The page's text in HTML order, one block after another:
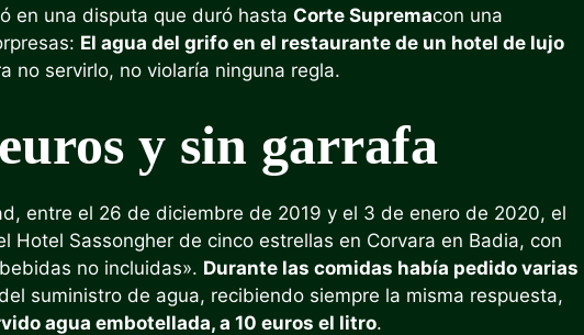
en una disputa que duró hasta Corte Supremacon una
El agua del grifo en el restaurante de un hotel de lujo
no servirlo, no violaría ninguna regla.
y sin garrafa
entre el 26 de diciembre de 2019 y el 3 de enero de 2020, el
Hotel Sassongher de cinco estrellas en Corvara en Badia, con
no incluidas». Durante las comidas había pedido varias
suministro de agua, recibiendo siempre la misma respuesta,
agua embotellada, a 10 euros el litro.